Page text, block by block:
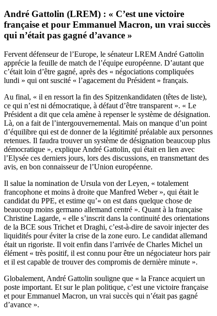
André Gattolin (LREM) : « C’est une victoire
française et pour Emmanuel Macron, un vrai succès
qui n’était pas gagné d’avance »
Fervent défenseur de l’Europe, le sénateur LREM André Gattolin
apprécie la feuille de match de l’équipe européenne. D’autant que
c’était loin d’être gagné, après des « négociations compliquées
lundi » qui ont suscité « l’agacement du Président » français.
Au final, « il en ressort la fin des Spitzenkandidaten (têtes de liste),
ce qui n’est ni démocratique, à défaut d’être transparent ». « Le
Président a dit que cela amène à repenser le système de désignation.
Là, on a fait de l’intergouvernemental. Mais on manque d’un point
d’équilibre qui est de donner de la légitimité préalable aux personnes
retenues. Il faudra trouver un système de désignation beaucoup plus
démocratique », explique André Gattolin, qui était en lien avec
l’Elysée ces derniers jours, lors des discussions, en transmettant des
avis, en bon connaisseur de l’Union européenne.
Il salue la nomination de Ursula von der Leyen, « totalement
francophone et moins à droite que Manfred Weber », qui était le
candidat du PPE, et estime qu’« on est dans quelque chose de
beaucoup moins germano allemand centré ». Quant à la française
Christine Lagarde, « elle s’inscrit dans la continuité des orientations
de la BCE sous Trichet et Draghi, c’est-à-dire de savoir injecter des
liquidités pour éviter la crise de la zone euro. Le candidat allemand
était un rigoriste. Il voit enfin dans l’arrivée de Charles Michel un
élément « très positif, il est connu pour être un négociateur hors pair
et il est capable de trouver des compromis de dernière minute ».
Globalement, André Gattolin souligne que « la France acquiert un
poste important. Et sur le plan politique, c’est une victoire française
et pour Emmanuel Macron, un vrai succès qui n’était pas gagné
d’avance ».